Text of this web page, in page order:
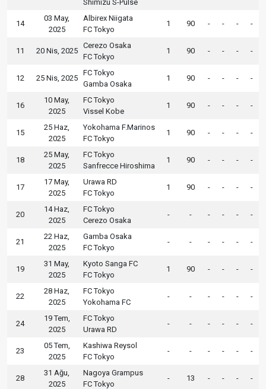
Shimizu S-Pulse
14
03 May,
2025
Albirex Niigata
FC Tokyo
1 90 - - - -
11 20 Nis, 2025
Cerezo Osaka
FC Tokyo
1 90 - - - -
12 25 Nis, 2025
FC Tokyo
Gamba Osaka
1 90 - - - -
16
10 May,
2025
FC Tokyo
Vissel Kobe
1 90 - - - -
15
25 Haz,
2025
Yokohama F.Marinos
FC Tokyo
1 90 - - - -
18
25 May,
2025
FC Tokyo
Sanfrecce Hiroshima
1 90 - - - -
17
17 May,
2025
Urawa RD
FC Tokyo
1 90 - - - -
20
14 Haz,
2025
FC Tokyo
Cerezo Osaka
- - - - - -
21
22 Haz,
2025
Gamba Osaka
FC Tokyo
- - - - - -
19
31 May,
2025
Kyoto Sanga FC
FC Tokyo
1 90 - - - -
22
28 Haz,
2025
FC Tokyo
Yokohama FC
- - - - - -
24
19 Tem,
2025
FC Tokyo
Urawa RD
- - - - - -
23
05 Tem,
2025
Kashiwa Reysol
FC Tokyo
- - - - - -
28
31 Ağu,
2025
Nagoya Grampus
FC Tokyo
- 13 - - - -